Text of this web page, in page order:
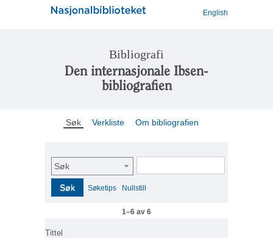
English
Bibliografi
Den internasjonale Ibsen-
bibliografien
Søk Verkliste Om bibliografien
Søk
Søk Søketips Nullstill
1–6 av 6
Tittel